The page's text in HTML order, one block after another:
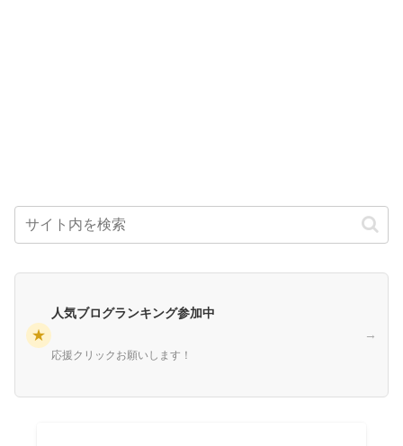
★
人気ブログランキング参加中
応援クリックお願いします！
→